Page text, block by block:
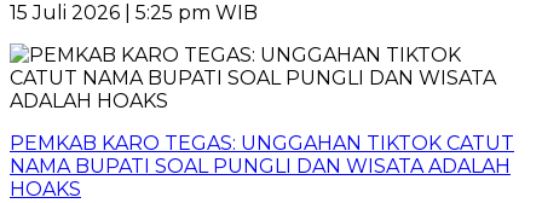
15 Juli 2026 | 5:25 pm WIB
PEMKAB KARO TEGAS: UNGGAHAN TIKTOK CATUT
NAMA BUPATI SOAL PUNGLI DAN WISATA ADALAH
HOAKS